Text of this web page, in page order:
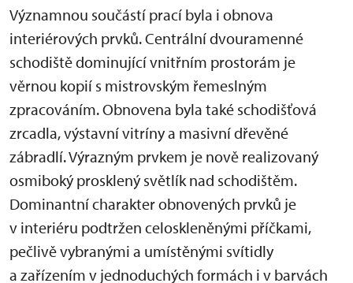
Významnou součástí prací byla i obnova
interiérových prvků. Centrální dvouramenné
schodiště dominující vnitřním prostorám je
věrnou kopií s mistrovským řemeslným
zpracováním. Obnovena byla také schodišťová
zrcadla, výstavní vitríny a masivní dřevěné
zábradlí. Výrazným prvkem je nově realizovaný
osmiboký prosklený světlík nad schodištěm.
Dominantní charakter obnovených prvků je
v interiéru podtržen celoskleněnými příčkami,
pečlivě vybranými a umístěnými svítidly
a zařízením v jednoduchých formách i v barvách